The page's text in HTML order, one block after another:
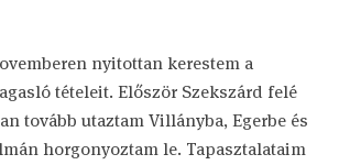
nyitottan kerestem a
tételeit. Először Szekszárd felé
tovább utaztam Villányba, Egerbe és
horgonyoztam le. Tapasztalataim